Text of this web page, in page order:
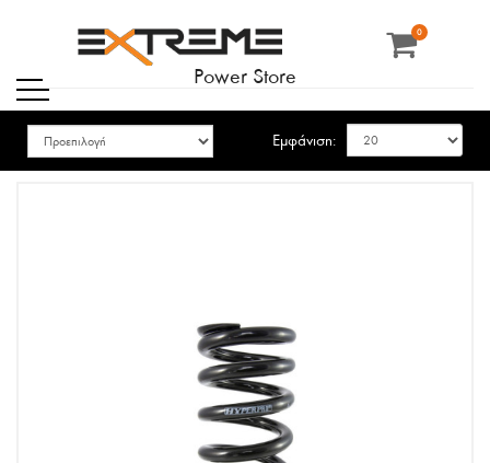
Power Store
0
Εμφάνιση: